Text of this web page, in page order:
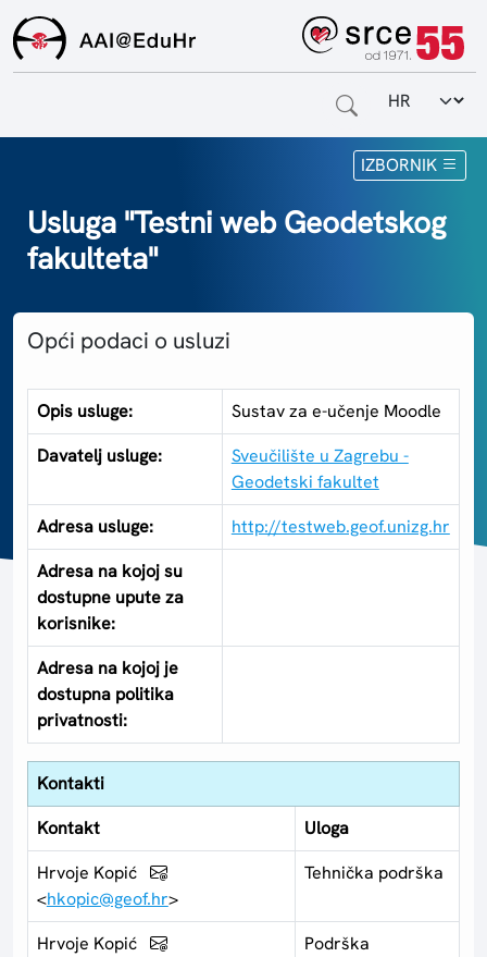
Odabir
IZBORNIK
Za krajnje korisnike
Za matične ustanove
Kontakt
Usluga "Testni web Geodetskog
fakulteta"
Opći podaci o usluzi
Opis usluge:
Sustav za e-učenje Moodle
Davatelj usluge:
Sveučilište u Zagrebu -
Geodetski fakultet
Adresa usluge:
http://testweb.geof.unizg.hr
Adresa na kojoj su
dostupne upute za
korisnike:
Adresa na kojoj je
dostupna politika
privatnosti:
Kontakti
Kontakt
Uloga
Hrvoje Kopić
<hkopic@geof.hr>
Tehnička podrška
Hrvoje Kopić
Podrška